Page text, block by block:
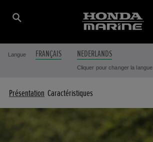
Langue FRANÇAIS NEDERLANDS
Cliquer pour changer la langue.
Présentation Caractéristiques